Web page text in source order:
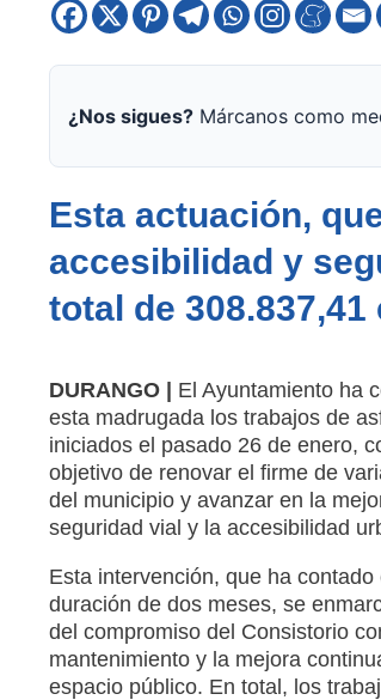
¿Nos sigues?Márcanos como
Esta actuación,
accesibilidad y
total de 308.837,41
DURANGO | El Ayuntamiento ha
esta madrugada los trabajos de
iniciados el pasado 26 de enero,
objetivo de renovar el firme de
del municipio y avanzar en la
seguridad vial y la accesibilidad
Esta intervención, que ha contado
duración de dos meses, se
del compromiso del Consistorio
mantenimiento y la mejora
espacio público. En total, los